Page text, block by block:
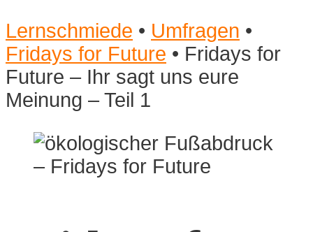
Lernschmiede • Umfragen •
Fridays for Future • Fridays for
Future – Ihr sagt uns eure
Meinung – Teil 1